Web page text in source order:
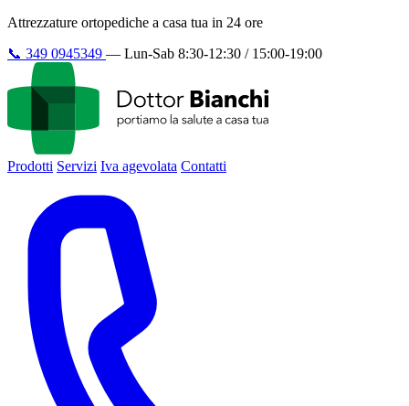
Attrezzature ortopediche a casa tua in 24 ore
📞 349 0945349 — Lun-Sab 8:30-12:30 / 15:00-19:00
Prodotti Servizi Iva agevolata Contatti